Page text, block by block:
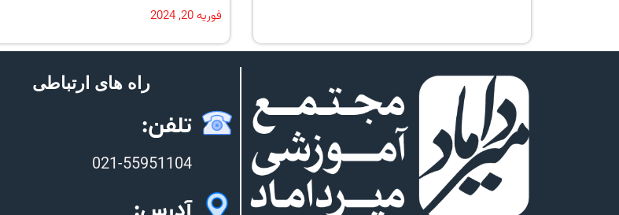
فوریه 20, 2024
راه های ارتباطی
تلفن:
021-55951104